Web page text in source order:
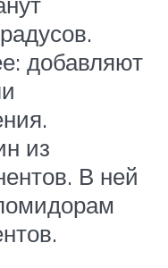
добавляют
из
В ней